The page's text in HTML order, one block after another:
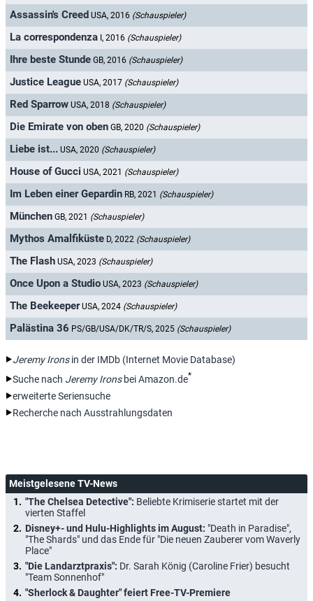
Assassin's Creed USA, 2016 (Schauspieler)
La correspondenza I, 2016 (Schauspieler)
Ihre beste Stunde GB, 2016 (Schauspieler)
Justice League USA, 2017 (Schauspieler)
Red Sparrow USA, 2018 (Schauspieler)
Die Emirate von oben GB, 2020 (Schauspieler)
Liebe ist... USA, 2020 (Schauspieler)
House of Gucci USA, 2021 (Schauspieler)
Im Leben einer Gepardin RB, 2021 (Schauspieler)
München GB, 2021 (Schauspieler)
Mythos Amalfiküste D, 2022 (Schauspieler)
The Flash USA, 2023 (Schauspieler)
Once Upon a Studio USA, 2023 (Schauspieler)
The Beekeeper USA, 2024 (Schauspieler)
Palästina 36 PS/GB/USA/DK/TR/S, 2025 (Schauspieler)
Jeremy Ironsin der IMDb (Internet Movie Database)
Suche nach Jeremy Ironsbei Amazon.de*
erweiterte Seriensuche
Recherche nach Ausstrahlungsdaten
Meistgelesene TV-News
"The Chelsea Detective": Beliebte Krimiserie startet mit der
vierten Staffel
Disney+- und Hulu-Highlights im August: "Death in Paradise",
"The Shards" und das Ende für "Die neuen Zauberer vom Waverly
Place"
"Die Landarztpraxis": Dr. Sarah König (Caroline Frier) besucht
"Team Sonnenhof"
"Sherlock & Daughter" feiert Free-TV-Premiere